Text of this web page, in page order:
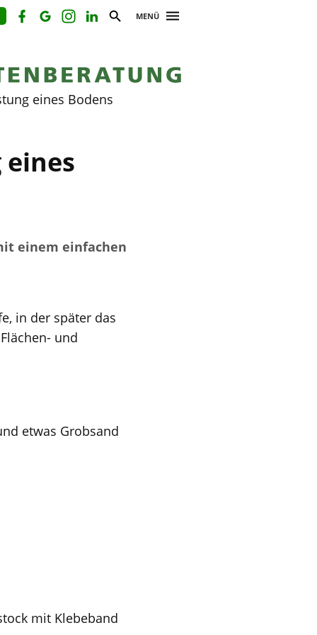
MENÜ
eines Bodens
einem einfachen
in der später das
und
etwas Grobsand
mit Klebeband